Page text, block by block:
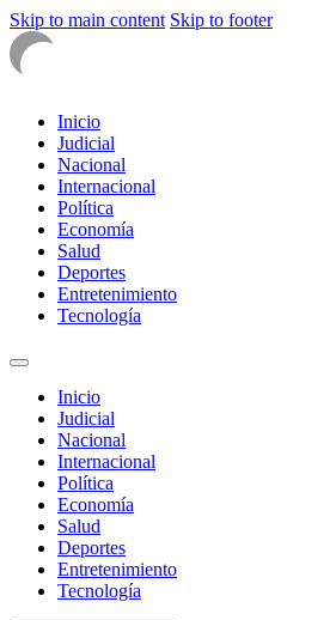
Skip to main content Skip to footer
Inicio
Judicial
Nacional
Internacional
Política
Economía
Salud
Deportes
Entretenimiento
Tecnología
Inicio
Judicial
Nacional
Internacional
Política
Economía
Salud
Deportes
Entretenimiento
Tecnología